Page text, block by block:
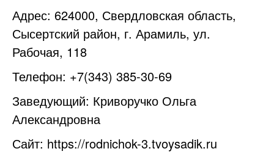
Адрес: 624000, Свердловская область,
Сысертский район, г. Арамиль, ул.
Рабочая, 118
Телефон: +7(343) 385-30-69
Заведующий: Криворучко Ольга
Александровна
Сайт: https://rodnichok-3.tvoysadik.ru